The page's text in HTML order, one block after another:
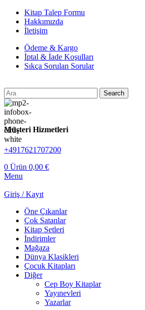
Kitap Talep Formu
Hakkımızda
İletişim
Ödeme & Kargo
İptal & İade Koşulları
Sıkça Sorulan Sorular
Search
Müşteri Hizmetleri
+4917621707200
0 Ürün 0,00 €
Menu
Giriş / Kayıt
Öne Çıkanlar
Çok Satanlar
Kitap Setleri
İndirimler
Mağaza
Dünya Klasikleri
Çocuk Kitapları
Diğer
Cep Boy Kitaplar
Yayınevleri
Yazarlar